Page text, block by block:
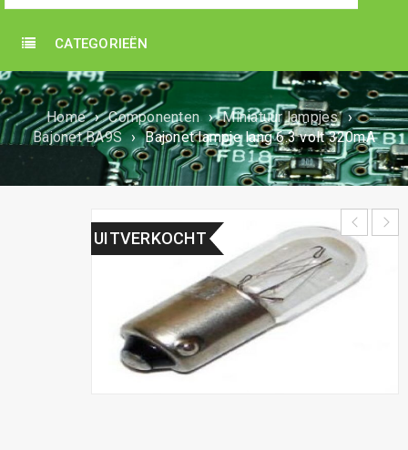
CATEGORIEËN
Home › Componenten › Miniatuur lampjes ›
Bajonet BA9S › Bajonet lampje lang 6.3 volt 320mA
UITVERKOCHT